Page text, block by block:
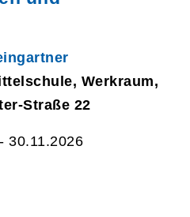
Werkraum,
Straße 22
30.11.2026